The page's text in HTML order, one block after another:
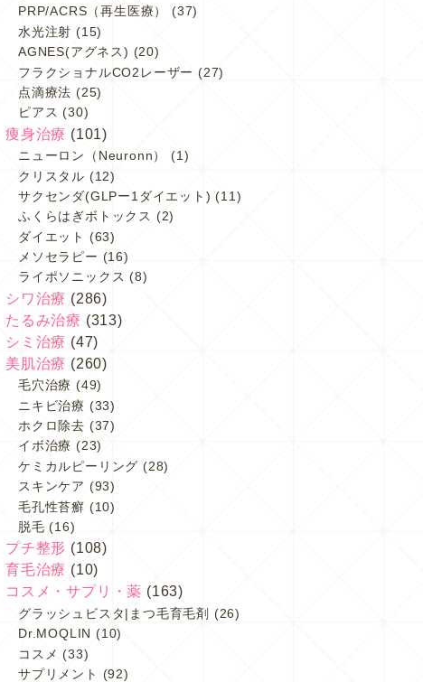
PRP/ACRS（再生医療）
(37)
水光注射 (15)
AGNES(アグネス) (20)
フラクショナルCO2レーザー (27)
点滴療法 (25)
ピアス (30)
痩身治療 (101)
ニューロン（Neuronn）
(1)
クリスタル (12)
サクセンダ(GLPー1ダイエット) (11)
ふくらはぎボトックス (2)
ダイエット (63)
メソセラピー (16)
ライポソニックス (8)
シワ治療 (286)
たるみ治療 (313)
シミ治療 (47)
美肌治療 (260)
毛穴治療 (49)
ニキビ治療 (33)
ホクロ除去 (37)
イボ治療 (23)
ケミカルピーリング (28)
スキンケア (93)
毛孔性苔癬 (10)
脱毛 (16)
プチ整形 (108)
育毛治療 (10)
コスメ・サプリ・薬 (163)
グラッシュビスタ|まつ毛育毛剤
(26)
Dr.MOQLIN (10)
コスメ (33)
サプリメント
(92)